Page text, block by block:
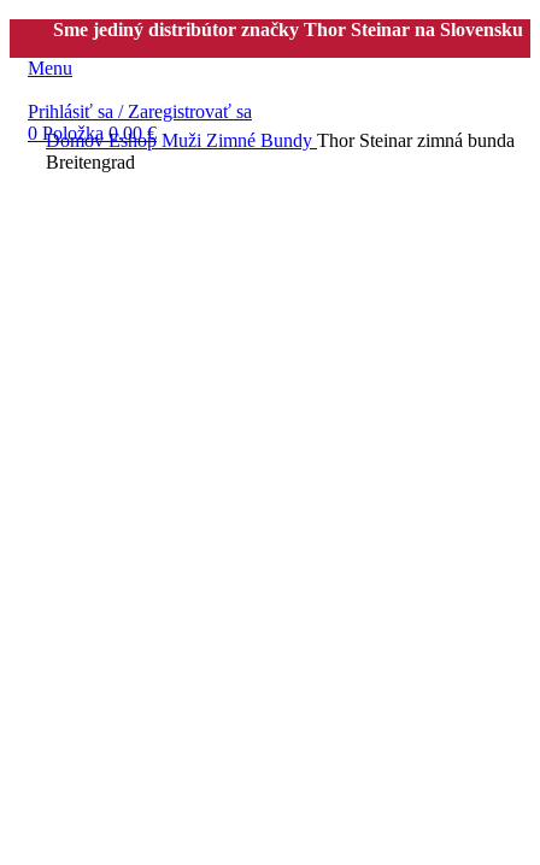
Sme jediný distribútor značky Thor Steinar na Slovensku
Menu
Prihlásiť sa / Zaregistrovať sa
0 Položka 0.00€
DomovEshop Muži Zimné Bundy Thor Steinar zimná bunda
Breitengrad